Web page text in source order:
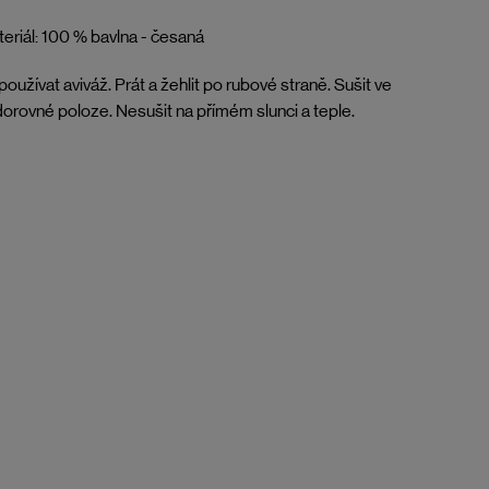
100 % bavlna - česaná
aviváž. Prát a žehlit po rubové straně. Sušit ve
poloze. Nesušit na přímém slunci a teple.